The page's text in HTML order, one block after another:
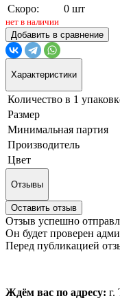
Скоро:
0 шт
нет в наличии
Добавить в сравнение
Характеристики
Количество в 1
Размер
Минимальная партия
Производитель
Цвет
Отзывы
Оставить отзыв
Отзыв успешно
Он будет проверен
Перед публикацией
Ждём вас по адресу: г.